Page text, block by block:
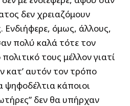
δεν χρειαζόμουν
όμως, άλλους,
πολύ καλά τότε τον
τους μέλλον γιατί
κατ’ αυτόν τον τρόπο
ψηφοδέλτια κάποιοι
δεν θα υπήρχαν